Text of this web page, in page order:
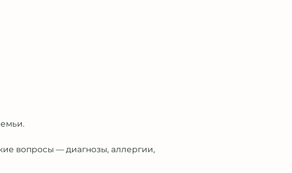
вопросы — диагнозы, аллергии,